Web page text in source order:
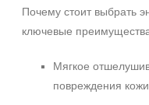
Ингредиенты
Витамин C
Каолин
Почему стоит выбрать
ключевые
Мягкое
повреждения кожи.